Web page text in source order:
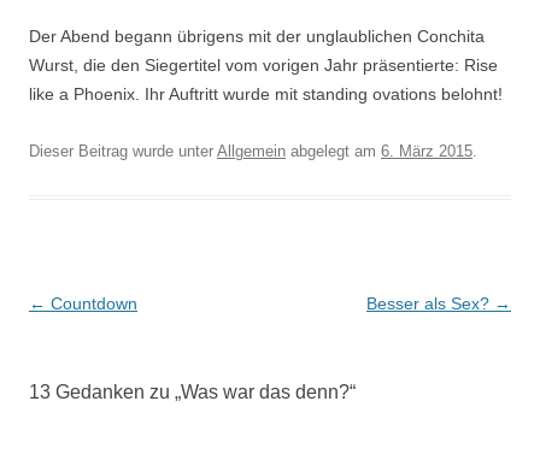
Der Abend begann übrigens mit der unglaublichen Conchita
Wurst, die den Siegertitel vom vorigen Jahr präsentierte: Rise
like a Phoenix. Ihr Auftritt wurde mit standing ovations belohnt!
Dieser Beitrag wurde unter Allgemein abgelegt am 6. März 2015.
Beitrags-
← Countdown Besser als Sex? →
13 Gedanken zu „Was war das denn?“